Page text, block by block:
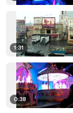
1:31
0:38